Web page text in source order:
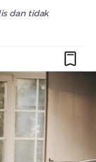
dan tidak